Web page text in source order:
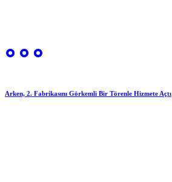
Arken, 2. Fabrikasını Görkemli Bir Törenle Hizmete Açtı